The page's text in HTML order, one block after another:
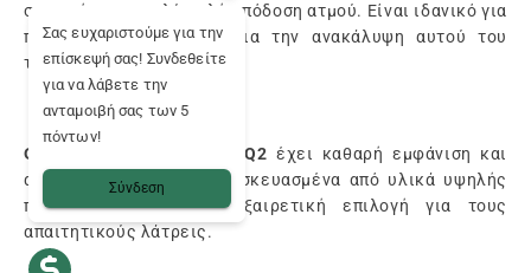
στη χρήση, με πολύ καλή απόδοση ατμού. Είναι ιδανικό για
περιστασιακή χρήση ή για την ανακάλυψη αυτού του
τύπου κατανάλωσης.
Ο ατμοποιητής DaVinci IQ2 έχει καθαρή εμφάνιση και
ακριβή έλεγχο, όλα κατασκευασμένα από υλικά υψηλής
ποιότητας. Είναι μια εξαιρετική επιλογή για τους
απαιτητικούς λάτρεις.
Σας ευχαριστούμε για την
επίσκεψή σας! Συνδεθείτε
για να λάβετε την
ανταμοιβή σας των 5
πόντων!
Σύνδεση